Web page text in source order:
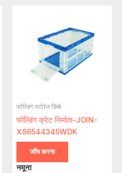
फोल्डिंग स्टोरेज डिब्बे
फोल्डिंग क्रेट निर्माता-JOIN-
XS6544345WDK
जाँच करना
नमूना